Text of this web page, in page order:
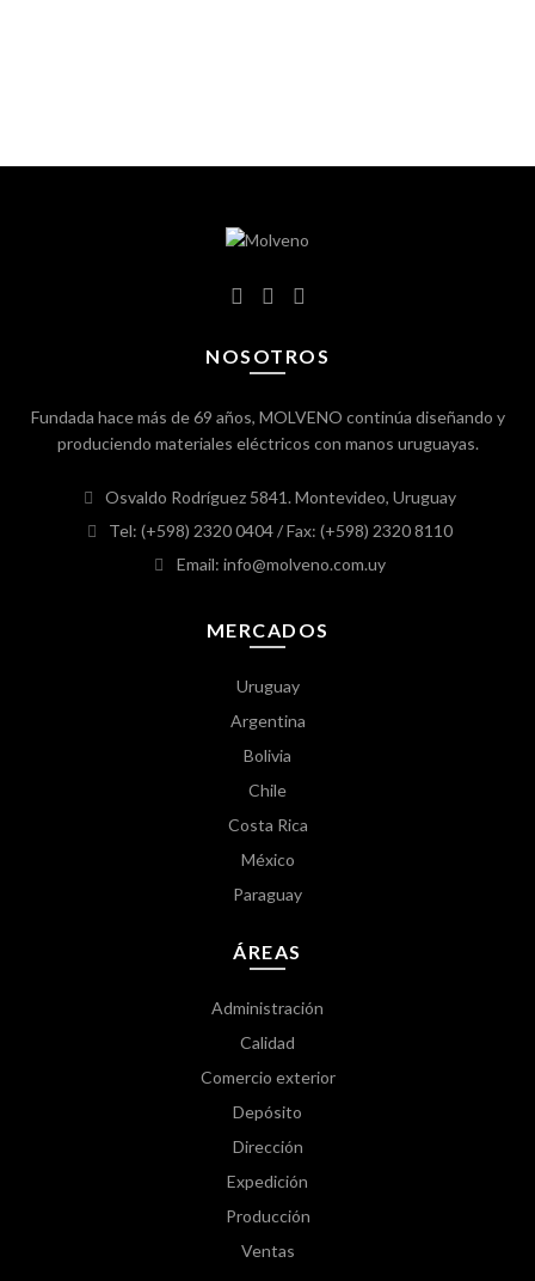
NOSOTROS
Fundada hace más de 69 años, MOLVENO continúa diseñando y
produciendo materiales eléctricos con manos uruguayas.
Osvaldo Rodríguez 5841. Montevideo, Uruguay
Tel: (+598) 2320 0404/ Fax: (+598) 2320 8110
Email: info@molveno.com.uy
MERCADOS
Uruguay
Argentina
Bolivia
Chile
Costa Rica
México
Paraguay
ÁREAS
Administración
Calidad
Comercio exterior
Depósito
Dirección
Expedición
Producción
Ventas